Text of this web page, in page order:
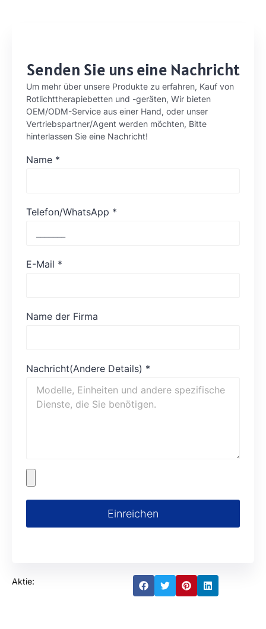
Senden Sie uns eine Nachricht
Um mehr über unsere Produkte zu erfahren, Kauf von
Rotlichttherapiebetten und -geräten, Wir bieten
OEM/ODM-Service aus einer Hand, oder unser
Vertriebspartner/Agent werden möchten, Bitte
hinterlassen Sie eine Nachricht!
Name *
Telefon/WhatsApp *
E-Mail *
Name der Firma
Nachricht(Andere Details) *
Einreichen
Aktie: